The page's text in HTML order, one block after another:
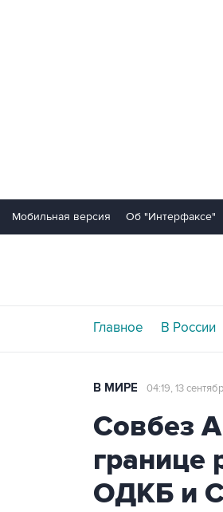
Мобильная версия Об "Интерфаксе"
Главное В России
В МИРЕ 04:19, 13
Совбез
границе
ОДКБ и